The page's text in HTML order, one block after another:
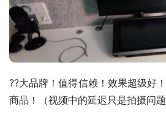
??大品牌！值得信赖！效果超级好
商品！（视频中的延迟只是拍摄问题